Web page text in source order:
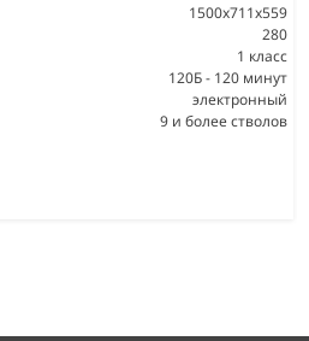
1500x711x559
280
1 класс
120Б - 120 минут
электронный
9 и более стволов